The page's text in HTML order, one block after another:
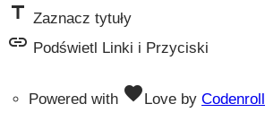
title Zaznacz tytuły
link Podświetl Linki i Przyciski
Powered with favoriteLove by Codenroll